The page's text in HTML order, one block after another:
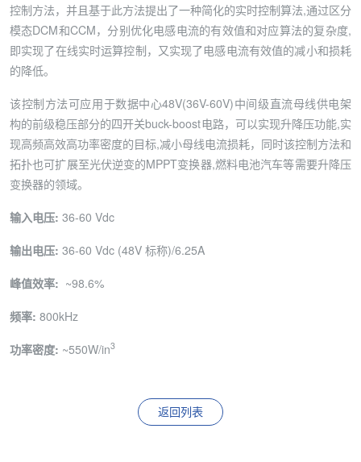
控制方法，并且基于此方法提出了一种简化的实时控制算法,通过区分
模态DCM和CCM，分别优化电感电流的有效值和对应算法的复杂度,
即实现了在线实时运算控制，又实现了电感电流有效值的减小和损耗
的降低。
该控制方法可应用于数据中心48V(36V-60V)中间级直流母线供电架
构的前级稳压部分的四开关buck-boost电路，可以实现升降压功能,实
现高频高效高功率密度的目标,减小母线电流损耗，同时该控制方法和
拓扑也可扩展至光伏逆变的MPPT变换器,燃料电池汽车等需要升降压
变换器的领域。
输入电压: 36-60 Vdc
输出电压: 36-60 Vdc (48V 标称)/6.25A
峰值效率: ~98.6%
频率: 800kHz
功率密度: ~550W/in3
返回列表